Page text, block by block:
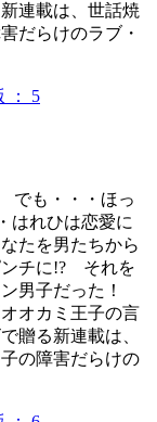
連載は、世話焼
だらけのラブ・
でも・・・ほっ
はれひは恋愛に
たを男たちから
ンチに!? それを
ン男子だった！
オカミ王子の言
贈る新連載は、
の障害だらけの